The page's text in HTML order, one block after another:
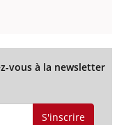
vous à la newsletter
S'inscrire